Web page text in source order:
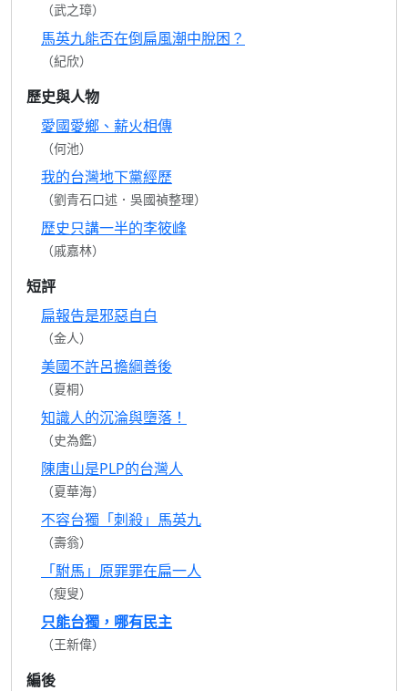
（武之璋）
馬英九能否在倒扁風潮中脫困？
（紀欣）
歷史與人物
愛國愛鄉、薪火相傳
（何池）
我的台灣地下黨經歷
（劉青石口述．吳國禎整理）
歷史只講一半的李筱峰
（戚嘉林）
短評
扁報告是邪惡自白
（金人）
美國不許呂擔綱善後
（夏桐）
知識人的沉淪與墮落！
（史為鑑）
陳唐山是PLP的台灣人
（夏華海）
不容台獨「刺殺」馬英九
（壽翁）
「駙馬」原罪罪在扁一人
（瘦叟）
只能台獨，哪有民主
（王新偉）
編後